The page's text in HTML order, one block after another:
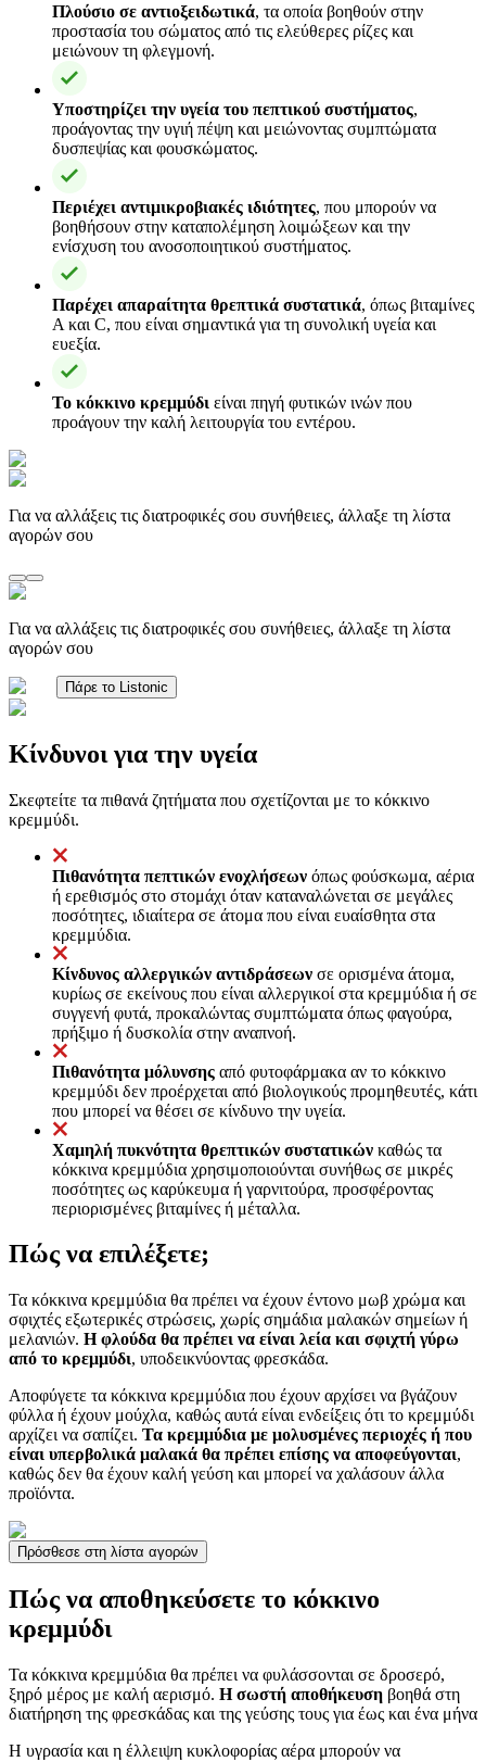
Πλούσιο σε αντιοξειδωτικά, τα οποία βοηθούν στην
προστασία του σώματος από τις ελεύθερες ρίζες και
μειώνουν τη φλεγμονή.
Υποστηρίζει την υγεία του πεπτικού συστήματος,
προάγοντας την υγιή πέψη και μειώνοντας συμπτώματα
δυσπεψίας και φουσκώματος.
Περιέχει αντιμικροβιακές ιδιότητες, που μπορούν να
βοηθήσουν στην καταπολέμηση λοιμώξεων και την
ενίσχυση του ανοσοποιητικού συστήματος.
Παρέχει απαραίτητα θρεπτικά συστατικά, όπως βιταμίνες
Α και C, που είναι σημαντικά για τη συνολική υγεία και
ευεξία.
Το κόκκινο κρεμμύδι είναι πηγή φυτικών ινών που
προάγουν την καλή λειτουργία του εντέρου.
Για να αλλάξεις τις διατροφικές σου συνήθειες, άλλαξε τη λίστα
αγορών σου
Για να αλλάξεις τις διατροφικές σου συνήθειες, άλλαξε τη λίστα
αγορών σου
Πάρε το Listonic
Κίνδυνοι για την υγεία
Σκεφτείτε τα πιθανά ζητήματα που σχετίζονται με το κόκκινο
κρεμμύδι.
Πιθανότητα πεπτικών ενοχλήσεων όπως φούσκωμα, αέρια
ή ερεθισμός στο στομάχι όταν καταναλώνεται σε μεγάλες
ποσότητες, ιδιαίτερα σε άτομα που είναι ευαίσθητα στα
κρεμμύδια.
Κίνδυνος αλλεργικών αντιδράσεων σε ορισμένα άτομα,
κυρίως σε εκείνους που είναι αλλεργικοί στα κρεμμύδια ή σε
συγγενή φυτά, προκαλώντας συμπτώματα όπως φαγούρα,
πρήξιμο ή δυσκολία στην αναπνοή.
Πιθανότητα μόλυνσης από φυτοφάρμακα αν το κόκκινο
κρεμμύδι δεν προέρχεται από βιολογικούς προμηθευτές, κάτι
που μπορεί να θέσει σε κίνδυνο την υγεία.
Χαμηλή πυκνότητα θρεπτικών συστατικών καθώς τα
κόκκινα κρεμμύδια χρησιμοποιούνται συνήθως σε μικρές
ποσότητες ως καρύκευμα ή γαρνιτούρα, προσφέροντας
περιορισμένες βιταμίνες ή μέταλλα.
Πώς να επιλέξετε;
Τα κόκκινα κρεμμύδια θα πρέπει να έχουν έντονο μωβ χρώμα και
σφιχτές εξωτερικές στρώσεις, χωρίς σημάδια μαλακών σημείων ή
μελανιών. Η φλούδα θα πρέπει να είναι λεία και σφιχτή γύρω
από το κρεμμύδι, υποδεικνύοντας φρεσκάδα.
Αποφύγετε τα κόκκινα κρεμμύδια που έχουν αρχίσει να βγάζουν
φύλλα ή έχουν μούχλα, καθώς αυτά είναι ενδείξεις ότι το κρεμμύδι
αρχίζει να σαπίζει. Τα κρεμμύδια με μολυσμένες περιοχές ή που
είναι υπερβολικά μαλακά θα πρέπει επίσης να αποφεύγονται,
καθώς δεν θα έχουν καλή γεύση και μπορεί να χαλάσουν άλλα
προϊόντα.
Πρόσθεσε στη λίστα αγορών
Πώς να αποθηκεύσετε το κόκκινο
κρεμμύδι
Τα κόκκινα κρεμμύδια θα πρέπει να φυλάσσονται σε δροσερό,
ξηρό μέρος με καλή αερισμό. Η σωστή αποθήκευση βοηθά στη
διατήρηση της φρεσκάδας και της γεύσης τους για έως και ένα μήνα
Η υγρασία και η έλλειψη κυκλοφορίας αέρα μπορούν να